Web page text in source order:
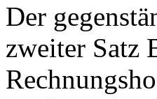
Der
zweiter Satz